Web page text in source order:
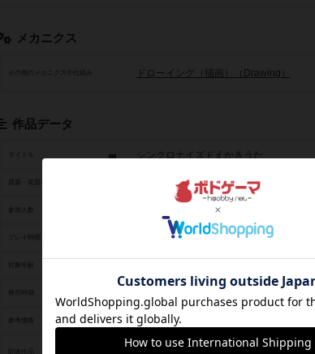
メカニクス
その他のメカニクスや仕組み ドローイング（描画）（Drawing）
作品データ
タイトル シンクロナイズドえかきうた
Syncronized Ekaki Uta
参加人数
15分～30分
参考価格 2,750円
関連作品